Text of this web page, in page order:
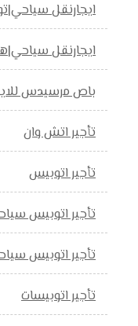
ايجارنقل
ايجارنقل
باص مرسيدس
تأجير اتش وان
تأجير اتوبيس
تأجير اتوبيس
تأجير اتوبيس
تأجير اتوبيسات